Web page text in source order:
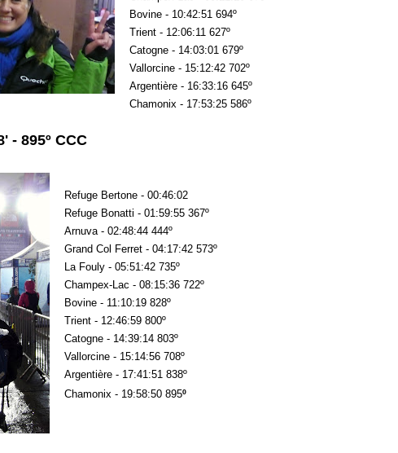
Bovine - 10:42:51 694º
Trient - 12:06:11 627º
Catogne - 14:03:01 679º
Vallorcine - 15:12:42 702º
Argentière - 16:33:16 645º
Chamonix - 17:53:25 586º
- 895º CCC
Refuge Bertone - 00:46:02
Refuge Bonatti - 01:59:55 367º
Arnuva - 02:48:44 444º
Grand Col Ferret - 04:17:42 573º
La Fouly - 05:51:42 735º
Champex-Lac - 08:15:36 722º
Bovine - 11:10:19 828º
Trient - 12:46:59 800º
Catogne - 14:39:14 803º
Vallorcine - 15:14:56 708º
Argentière - 17:41:51 838º
Chamonix - 19:58:50 895º